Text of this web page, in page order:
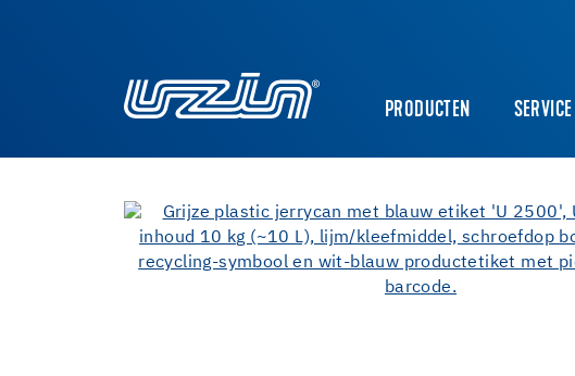
PRODUCTEN SERVICE